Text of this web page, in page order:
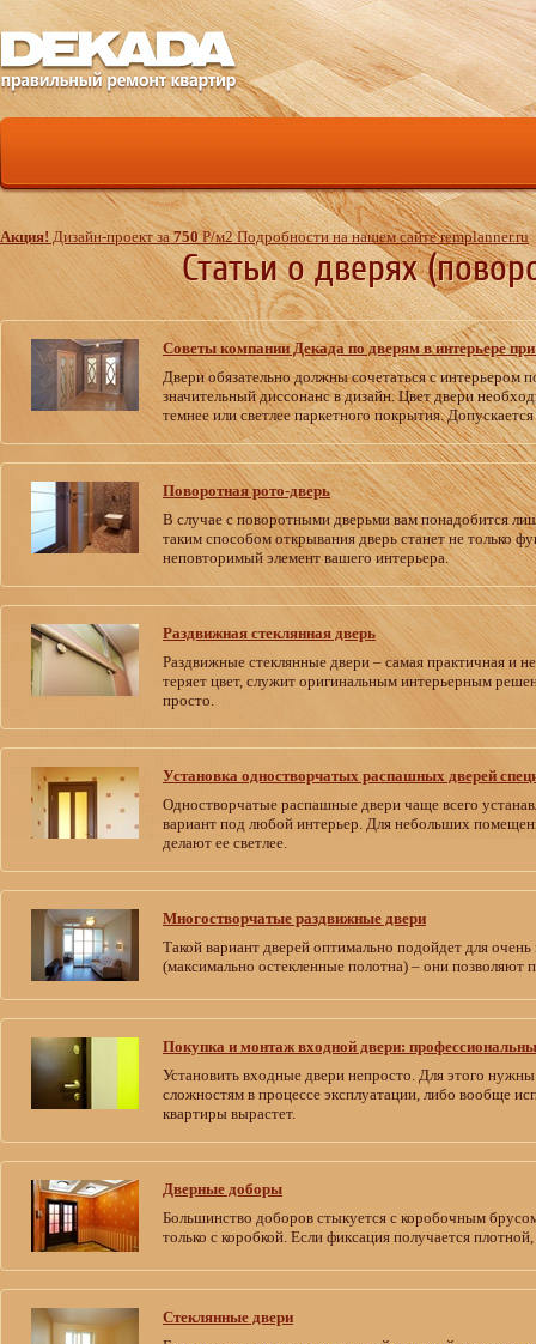
Акция! Дизайн-проект за750 Р/м2 Подробности на нашем сайте remplanner.ru
Статьи о дверях
Советы компании Декада по дверям в интерьере
Двери обязательно должны сочетаться с
значительный диссонанс в дизайн. Цвет двери
темнее или светлее паркетного покрытия.
Поворотная рото-дверь
В случае с поворотными дверьми вам понадобится
таким способом открывания дверь станет не только
неповторимый элемент вашего интерьера.
Раздвижная стеклянная дверь
Раздвижные стеклянные двери – самая практичная и
теряет цвет, служит оригинальным интерьерным
просто.
Установка одностворчатых распашных дверей
Одностворчатые распашные двери чаще всего
вариант под любой интерьер. Для небольших
делают ее светлее.
Многостворчатые раздвижные двери
Такой вариант дверей оптимально подойдет для
(максимально остекленные полотна) – они позволяют
Покупка и монтаж входной двери:
Установить входные двери непросто. Для этого
сложностям в процессе эксплуатации, либо вообще
квартиры вырастет.
Дверные доборы
Большинство доборов стыкуется с коробочным
только с коробкой. Если фиксация получается
Стеклянные двери